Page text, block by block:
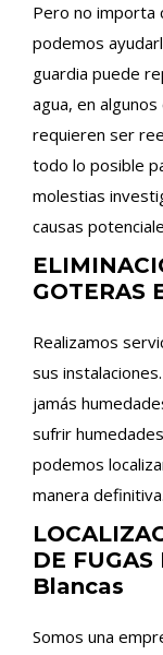
Pero no importa
podemos
guardia puede
agua, en
requieren ser
todo lo posible
molestias
causas
GOTERAS
Realizamos
sus
jamás
sufrir
podemos
manera definitiva.
DE
Blancas
Somos una